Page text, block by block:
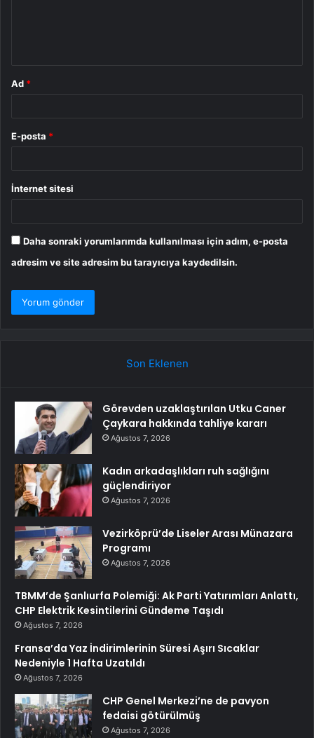
Ad *
E-posta *
İnternet sitesi
Daha sonraki yorumlarımda kullanılması için adım, e-posta
adresim ve site adresim bu tarayıcıya kaydedilsin.
Son Eklenen
Görevden uzaklaştırılan Utku Caner
Çaykara hakkında tahliye kararı
Ağustos 7, 2026
Kadın arkadaşlıkları ruh sağlığını
güçlendiriyor
Ağustos 7, 2026
Vezirköprü’de Liseler Arası Münazara
Programı
Ağustos 7, 2026
TBMM’de Şanlıurfa Polemiği: Ak Parti Yatırımları Anlattı,
CHP Elektrik Kesintilerini Gündeme Taşıdı
Ağustos 7, 2026
Fransa’da Yaz İndirimlerinin Süresi Aşırı Sıcaklar
Nedeniyle 1 Hafta Uzatıldı
Ağustos 7, 2026
CHP Genel Merkezi’ne de pavyon
fedaisi götürülmüş
Ağustos 7, 2026